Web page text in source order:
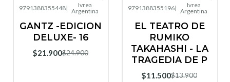
-12%OFF
9791388355448|
Ivrea
Argentina
GANTZ -EDICION
DELUXE- 16
$21.900$24.900
-17%OFF
9791388355196|
Ivrea
Argentina
EL TEATRO DE
RUMIKO
TAKAHASHI - LA
TRAGEDIA DE P
$11.500$13.900